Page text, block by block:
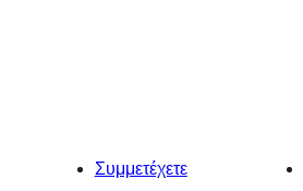
Συμμετέχετε